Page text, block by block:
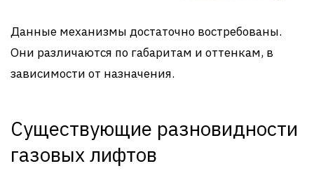
Данные механизмы достаточно востребованы.
Они различаются по габаритам и оттенкам, в
зависимости от назначения.
Существующие разновидности
газовых лифтов